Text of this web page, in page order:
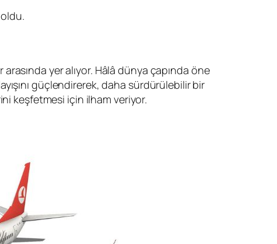
yer alıyor. Hâlâ dünya çapında öne
güçlendirerek, daha sürdürülebilir bir
keşfetmesi için ilham veriyor.